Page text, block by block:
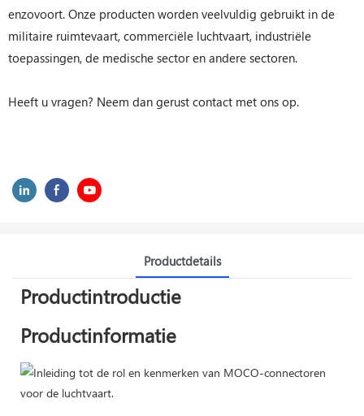
enzovoort. Onze producten worden veelvuldig gebruikt in de
militaire ruimtevaart, commerciële luchtvaart, industriële
toepassingen, de medische sector en andere sectoren.
Heeft u vragen? Neem dan gerust contact met ons op.
Productdetails
Productintroductie
Productinformatie